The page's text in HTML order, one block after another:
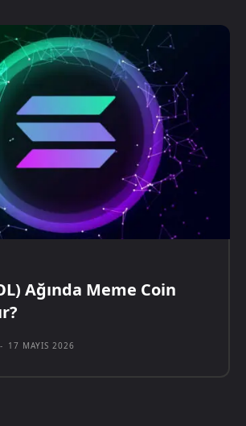
Ağında Meme Coin
- 17 MAYIS 2026